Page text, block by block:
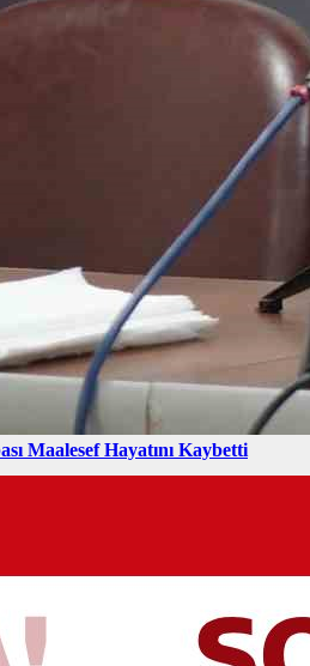
Maalesef Hayatını Kaybetti